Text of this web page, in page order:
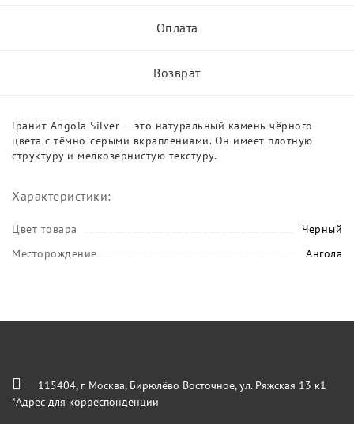
Оплата
Возврат
Гранит Angola Silver — это натуральный камень чёрного
цвета с тёмно-серыми вкраплениями. Он имеет плотную
структуру и мелкозернистую текстуру.
Характеристики:
Цвет товара
Черный
Месторождение
Ангола
115404, г. Москва, Бирюлёво Восточное, ул. Ряжская 13 к1
*Адрес для корреспонденции